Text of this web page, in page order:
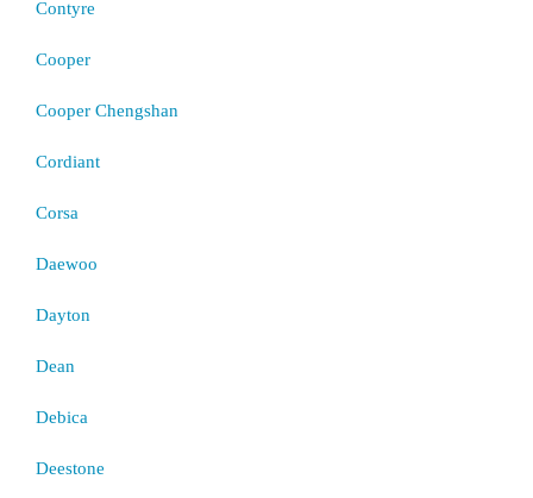
Contyre
Cooper
Cooper Chengshan
Cordiant
Corsa
Daewoo
Dayton
Dean
Debica
Deestone